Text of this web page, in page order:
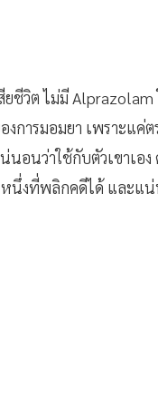
ชีวิต ไม่มี Alprazolam
งการมอมยา เพราะแค่
อนว่าใช้กับตัวเขาเอง
นึ่งที่พลิกคดีได้ และแ